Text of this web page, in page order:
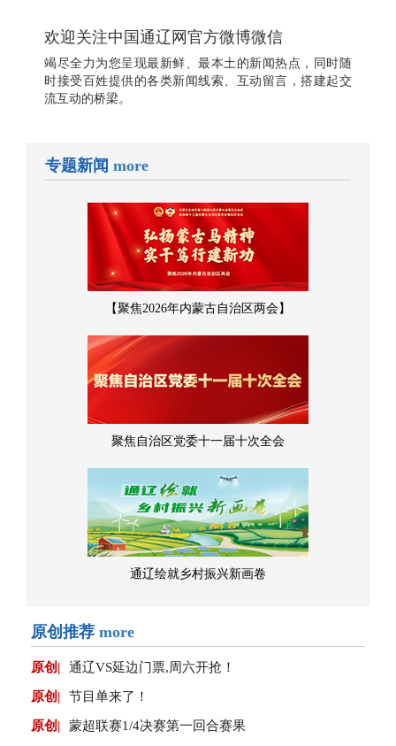
欢迎关注中国通辽网官方微博微信
竭尽全力为您呈现最新鲜、最本土的新闻热点，同时随
时接受百姓提供的各类新闻线索、互动留言，搭建起交
流互动的桥梁。
专题新闻 more
【聚焦2026年内蒙古自治区两会】
聚焦自治区党委十一届十次全会
通辽绘就乡村振兴新画卷
原创推荐 more
原创| 通辽VS延边门票,周六开抢！
原创| 节目单来了！
原创| 蒙超联赛1/4决赛第一回合赛果